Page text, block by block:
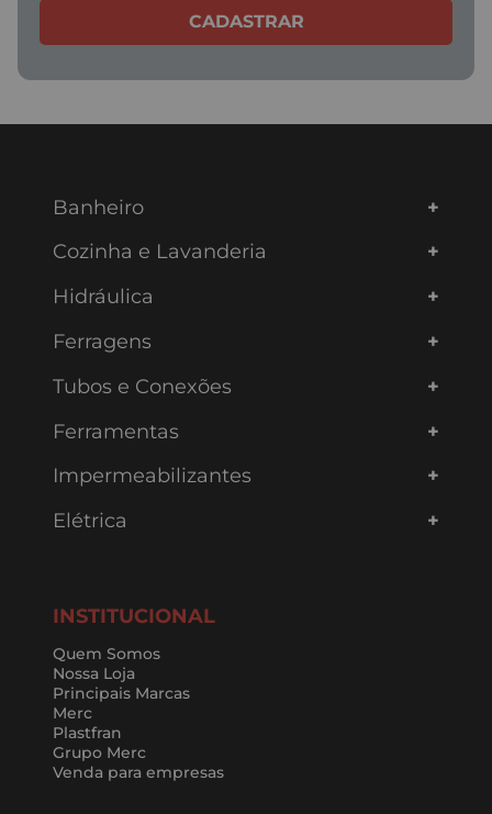
CADASTRAR
Banheiro
Cozinha e Lavanderia
Hidráulica
Ferragens
Tubos e Conexões
Ferramentas
Impermeabilizantes
Elétrica
INSTITUCIONAL
Quem Somos
Nossa Loja
Principais Marcas
Merc
Plastfran
Grupo Merc
Venda para empresas